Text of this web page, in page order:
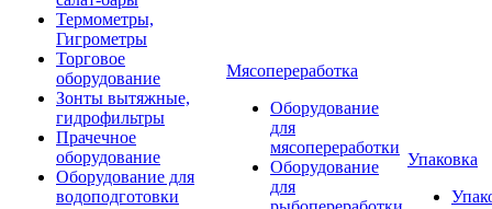
Термометры,
Гигрометры
Торговое
оборудование
Зонты вытяжные,
гидрофильтры
Прачечное
оборудование
Оборудование для
водоподготовки
Мясопереработка
Оборудование
для
мясопереработки
Оборудование
для
Упаковка